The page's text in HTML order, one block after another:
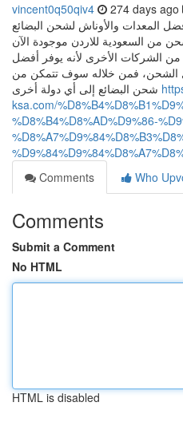
vincent0q50qiv4 274 days ago
المعدات والأوناش لشحن البضائع
من السعودية للاردن موجودة الآن
من الشركات الأخرى لأنه يوفر أفضل
الشحن، فمن خلاله سوف تتمكن من
ksa.com/
%D8%B4%D8%AD%D9%86-
Comments
Who
Comments
Submit a Comment
No HTML
HTML is disabled